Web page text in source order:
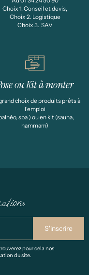
Choix 1. Conseil et devis,
Choix 2. Logistique
Choix 3. SAV
ou Kit à monter
choix de produits prêts à
l’emploi
spa ) ou en kit (sauna,
hammam)
pour cela nos
du site.